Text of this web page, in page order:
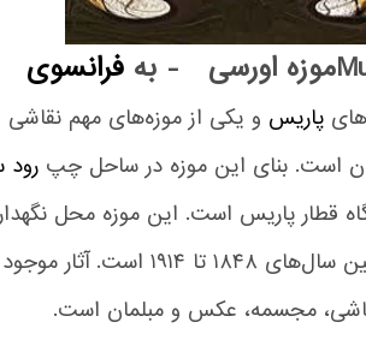
موزه اورسی - بهفرانسوی
پاریسو یکی از موزه‌های مهم نقاشی و
بنای این موزه در ساحل چپرود سن
پاریس است. این موزه محل نگهداری
آثار هنری فرانسه بین سال‌های ۱۸۴۸ تا ۱۹۱۴ است. آثار موجود در
مجسمه، عکس و مبلمان است.